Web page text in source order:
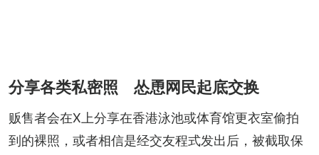
分享各类私密照 怂恿网民起底交换
贩售者会在X上分享在香港泳池或体育馆更衣室偷拍
到的裸照，或者相信是经交友程式发出后，被截取保